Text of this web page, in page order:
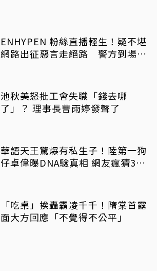
ENHYPEN 粉絲直播輕生！疑不堪
網路出征惡言走絕路 警方到場已
池秋美怒批工會失職「錢去哪
了」？ 理事長曹雨婷發聲了
華語天王驚爆有私生子！陸第一狗
仔卓偉曝DNA驗真相 網友瘋猜3字
「吃桌」挨轟霸凌千千！隋棠首露
面大方回應「不覺得不公平」